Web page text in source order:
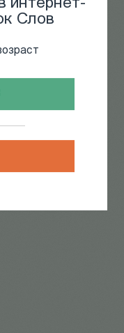
интернет-
Словлитература